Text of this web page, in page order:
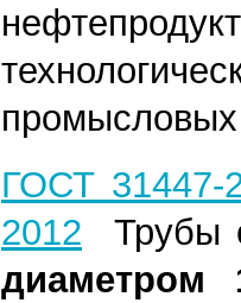
ГОСТ 31447-
2012
Трубы
диаметром